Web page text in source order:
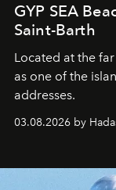
GYP SEA
Saint-Barth
Located at the
as one of the
addresses.
03.08.2026 by